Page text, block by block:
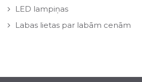
LED lampiņas
Labas lietas par labām cenām